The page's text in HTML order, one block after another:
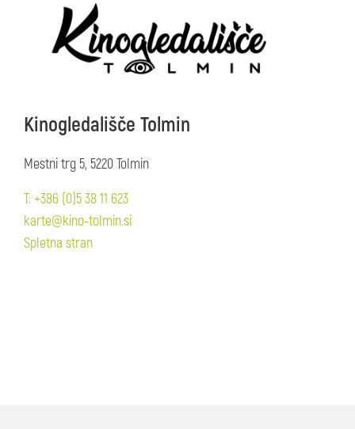
Kinogledališče Tolmin
Mestni trg 5, 5220 Tolmin
T: +386 (0)5 38 11 623
karte@kino-tolmin.si
Spletna stran